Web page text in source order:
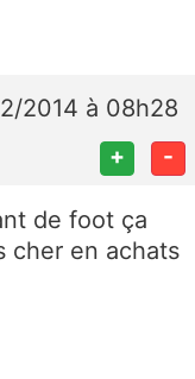
2014 à 08h28
+ -
de foot ça
cher en achats